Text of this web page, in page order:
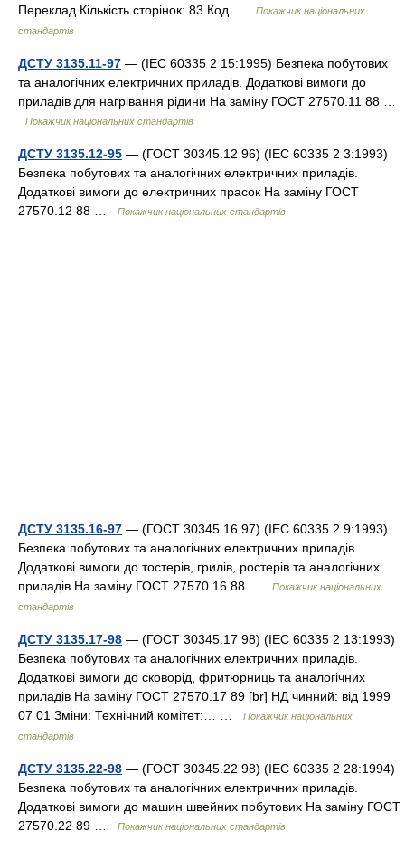
Переклад Кількість сторінок: 83 Код …
Покажчик національних
стандартів
ДСТУ 3135.11-97 — (IEC 60335 2 15:1995) Безпека побутових
та аналогічних електричних приладів. Додаткові вимоги до
приладів для нагрівання рідини На заміну ГОСТ 27570.11 88 …
Покажчик національних стандартів
ДСТУ 3135.12-95 — (ГОСТ 30345.12 96) (IEC 60335 2 3:1993)
Безпека побутових та аналогічних електричних приладів.
Додаткові вимоги до електричних прасок На заміну ГОСТ
27570.12 88 …
Покажчик національних стандартів
ДСТУ 3135.16-97 — (ГОСТ 30345.16 97) (IEC 60335 2 9:1993)
Безпека побутових та аналогічних електричних приладів.
Додаткові вимоги до тостерів, грилів, ростерів та аналогічних
приладів На заміну ГОСТ 27570.16 88 …
Покажчик національних
стандартів
ДСТУ 3135.17-98 — (ГОСТ 30345.17 98) (IEC 60335 2 13:1993)
Безпека побутових та аналогічних електричних приладів.
Додаткові вимоги до сковорід, фритюрниць та аналогічних
приладів На заміну ГОСТ 27570.17 89 [br] НД чинний: від 1999
07 01 Зміни: Технічний комітет:… …
Покажчик національних
стандартів
ДСТУ 3135.22-98 — (ГОСТ 30345.22 98) (IEC 60335 2 28:1994)
Безпека побутових та аналогічних електричних приладів.
Додаткові вимоги до машин швейних побутових На заміну ГОСТ
27570.22 89 …
Покажчик національних стандартів